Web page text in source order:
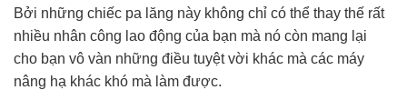
Bởi những chiếc pa lăng này không chỉ có thể thay thế rất
nhiều nhân công lao động của bạn mà nó còn mang lại
cho bạn vô vàn những điều tuyệt vời khác mà các máy
nâng hạ khác khó mà làm được.